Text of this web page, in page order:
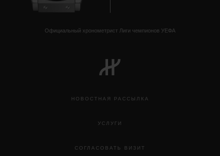
Официальный хронометрист Лиги чемпионов УЕФА
НОВОСТНАЯ РАССЫЛКА
УСЛУГИ
СОГЛАСОВАТЬ ВИЗИТ